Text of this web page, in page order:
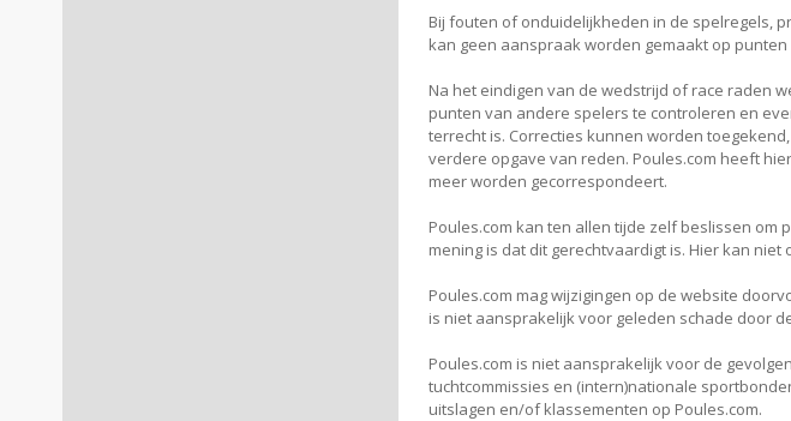
Bij fouten of onduidelijkheden in de spelregels,
kan geen aanspraak worden gemaakt op
Na het eindigen van de wedstrijd of race raden
punten van andere spelers te controleren en
terrecht is. Correcties kunnen worden
verdere opgave van reden. Poules.com heeft
meer worden gecorrespondeert.
Poules.com kan ten allen tijde zelf beslissen om
mening is dat dit gerechtvaardigt is. Hier kan
Poules.com mag wijzigingen op de website
is niet aansprakelijk voor geleden schade door
Poules.com is niet aansprakelijk voor de
tuchtcommissies en (intern)nationale
uitslagen en/of klassementen op Poules.com.